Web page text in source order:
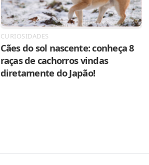
CURIOSIDADES
Cães do sol nascente: conheça 8
raças de cachorros vindas
diretamente do Japão!